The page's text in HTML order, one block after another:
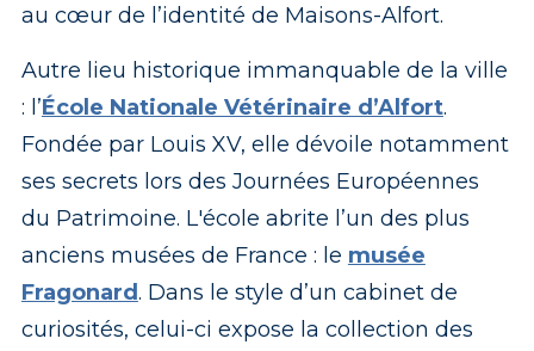
au cœur de l’identité de Maisons-Alfort.
Autre lieu historique immanquable de la ville
: l’École Nationale Vétérinaire d’Alfort.
Fondée par Louis XV, elle dévoile notamment
ses secrets lors des Journées Européennes
du Patrimoine. L'école abrite l’un des plus
anciens musées de France : le musée
Fragonard. Dans le style d’un cabinet de
curiosités, celui-ci expose la collection des